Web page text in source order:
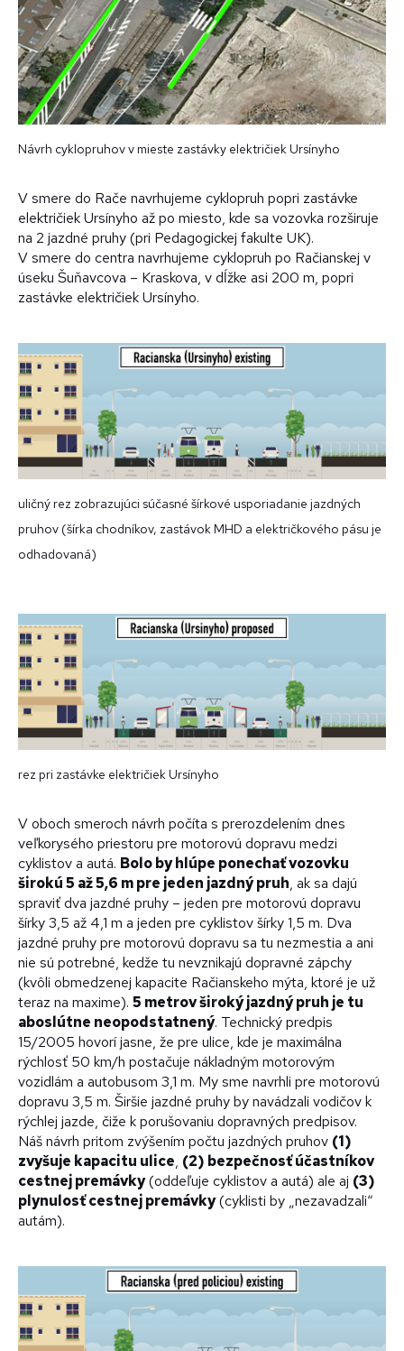
Návrh cyklopruhov v mieste zastávky električiek Ursínyho
V smere do Rače navrhujeme cyklopruh popri zastávke
električiek Ursínyho až po miesto, kde sa vozovka rozširuje
na 2 jazdné pruhy (pri Pedagogickej fakulte UK).
V smere do centra navrhujeme cyklopruh po Račianskej v
úseku Šuňavcova – Kraskova, v dĺžke asi 200 m, popri
zastávke električiek Ursínyho.
uličný rez zobrazujúci súčasné šírkové usporiadanie jazdných
pruhov (šírka chodníkov, zastávok MHD a električkového pásu je
odhadovaná)
rez pri zastávke električiek Ursínyho
V oboch smeroch návrh počíta s prerozdelením dnes
veľkorysého priestoru pre motorovú dopravu medzi
cyklistov a autá. Bolo by hlúpe ponechať vozovku
širokú 5 až 5,6 m pre jeden jazdný pruh, ak sa dajú
spraviť dva jazdné pruhy – jeden pre motorovú dopravu
šírky 3,5 až 4,1 m a jeden pre cyklistov šírky 1,5 m. Dva
jazdné pruhy pre motorovú dopravu sa tu nezmestia a ani
nie sú potrebné, kedže tu nevznikajú dopravné zápchy
(kvôli obmedzenej kapacite Račianskeho mýta, ktoré je už
teraz na maxime). 5 metrov široký jazdný pruh je tu
aboslútne neopodstatnený. Technický predpis
15/2005 hovorí jasne, že pre ulice, kde je maximálna
rýchlosť 50 km/h postačuje nákladným motorovým
vozidlám a autobusom 3,1 m. My sme navrhli pre motorovú
dopravu 3,5 m. Širšie jazdné pruhy by navádzali vodičov k
rýchlej jazde, čiže k porušovaniu dopravných predpisov.
Náš návrh pritom zvýšením počtu jazdných pruhov (1)
zvyšuje kapacitu ulice, (2) bezpečnosť účastníkov
cestnej premávky(oddeľuje cyklistov a autá) ale aj (3)
plynulosť cestnej premávky(cyklisti by „nezavadzali“
autám).